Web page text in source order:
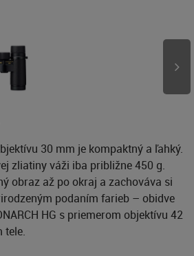
30 mm je kompaktný a ľahký.
zliatiny váži iba približne 450 g.
obraz až po okraj a zachováva si
podaním farieb – obidve
HG s priemerom objektívu 42
tele.